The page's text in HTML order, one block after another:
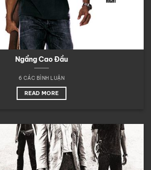
Ngẩng Cao Đầu
6 CÁC BÌNH LUẬN
READ MORE